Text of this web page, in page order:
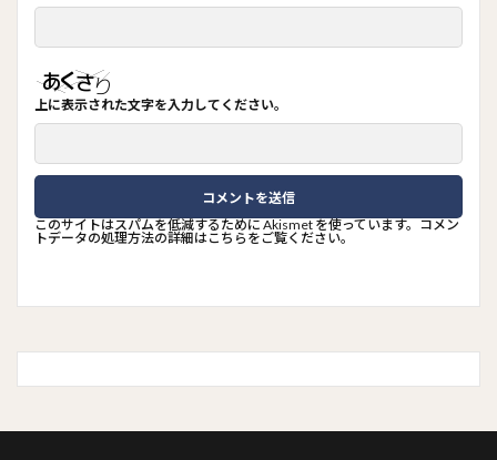
上に表示された文字を入力してください。
このサイトはスパムを低減するために Akismet を使っています。コメン
トデータの処理方法の詳細はこちらをご覧ください。